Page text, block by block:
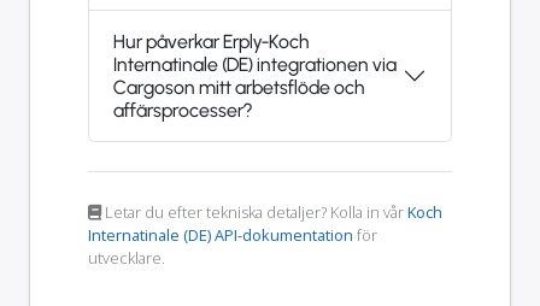
Hur påverkar Erply-Koch
Internatinale (DE) integrationen via
Cargoson mitt arbetsflöde och
affärsprocesser?
Letar du efter tekniska detaljer? Kolla in vårKoch
Internatinale (DE) API-dokumentation för
utvecklare.